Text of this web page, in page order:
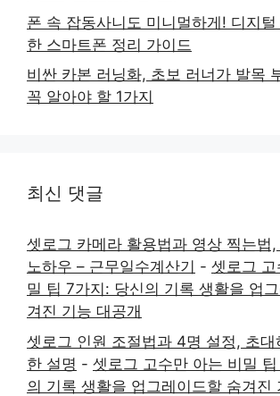
폰 속 잡동사니도 미니멀하게! 디지
한 스마트폰 정리 가이드
비싼 카본 러닝화, 초보 러너가 발목
꼭 알아야 할 1가지
최신 댓글
셋로그 카메라 활용법과 영상 찍는법,
노하우 – 근무일수계산기 - 셋로그 고
밀 팁 7가지: 당신의 기록 생활을 업
겨진 기능 대공개
셋로그 인원 조절법과 4명 설정, 초대
한 설명 - 셋로그 고수만 아는 비밀
의 기록 생활을 업그레이드할 숨겨진